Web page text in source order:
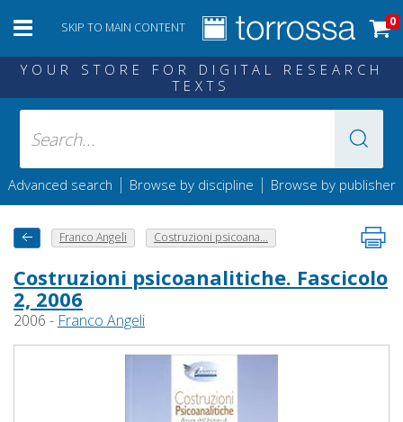
SKIP TO MAIN CONTENT 0
YOUR STORE FOR DIGITAL RESEARCH
TEXTS
Advanced search | Browse by discipline | Browse by publisher
Franco Angeli Costruzioni psicoana...
Costruzioni psicoanalitiche. Fascicolo
2, 2006
2006 - Franco Angeli